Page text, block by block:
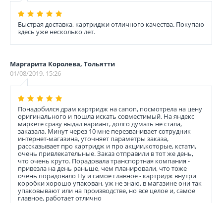
Быстрая доставка, картриджи отличного качества. Покупаю
здесь уже несколько лет.
Маргарита Королева, Тольятти
01/08/2019, 15:26
Понадобился драм картридж на canon, посмотрела на цену
оригинального и пошла искать совместимый. На яндекс
маркете сразу выдал вариант, долго думать не стала,
заказала. Минут через 10 мне перезванивает сотрудник
интернет-магазина, уточняет параметры заказа,
рассказывает про картридж и про акции,которые, кстати,
очень привлекательные. Заказ отправили в тот же день,
что очень круто. Порадовала транспортная компания -
привезла на день раньше, чем планировали, что тоже
очень порадовало Ну и самое главное - картридж внутри
коробки хорошо упакован, уж не знаю, в магазине они так
упаковывают или на производстве, но все целое и, самое
главное, работает отлично